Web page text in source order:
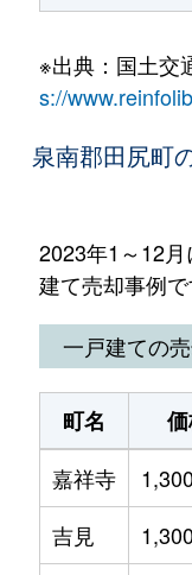
※出典：国土交
s://
泉南郡田尻町
2023年1～12
建て売却事例で
一戸建ての
町名
嘉祥寺
吉見